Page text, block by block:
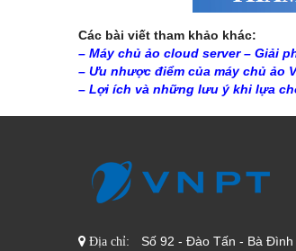
Các bài viết tham khảo khác:
– Máy chủ ảo cloud server – Giải
– Ưu nhược điểm của máy chủ ảo
– Lợi ích và những lưu ý khi lựa
Địa chỉ: Số 92 - Đào Tấn - Bà Đình